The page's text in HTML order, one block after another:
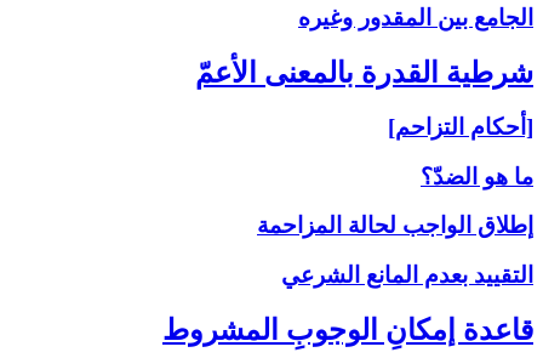
الجامع بين المقدور وغيره
شرطية القدرة بالمعنى‏ الأعمّ‏
[أحكام التزاحم]
ما هو الضدّ؟
إطلاق الواجب لحالة المزاحمة
التقييد بعدم المانع الشرعي
قاعدة إمكانِ الوجوبِ المشروط